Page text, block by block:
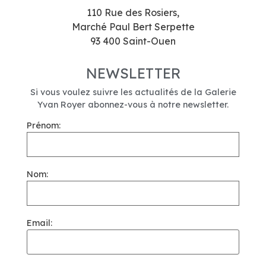
110 Rue des Rosiers,
Marché Paul Bert Serpette
93 400 Saint-Ouen
NEWSLETTER
Si vous voulez suivre les actualités de la Galerie
Yvan Royer abonnez-vous à notre newsletter.
Prénom:
Nom:
Email: